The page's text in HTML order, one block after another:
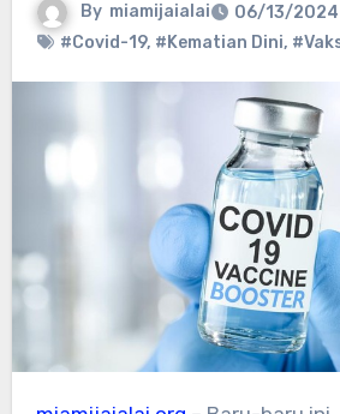
By miamijaialai
06/13/2024
#Covid-19, #Kematian Dini,